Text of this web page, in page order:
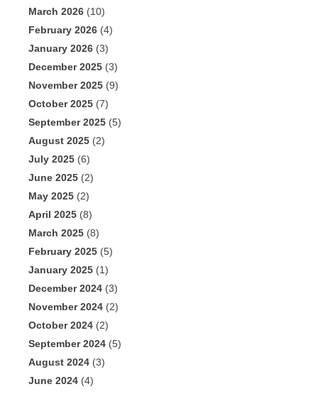
March 2026 (10)
February 2026 (4)
January 2026 (3)
December 2025 (3)
November 2025 (9)
October 2025 (7)
September 2025 (5)
August 2025 (2)
July 2025 (6)
June 2025 (2)
May 2025 (2)
April 2025 (8)
March 2025 (8)
February 2025 (5)
January 2025 (1)
December 2024 (3)
November 2024 (2)
October 2024 (2)
September 2024 (5)
August 2024 (3)
June 2024 (4)